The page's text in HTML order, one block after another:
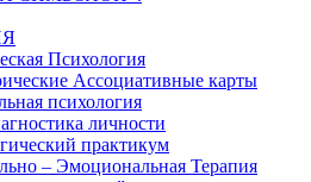
Психология
Ассоциативные карты
психология
личности
практикум
– Эмоциональная Терапия